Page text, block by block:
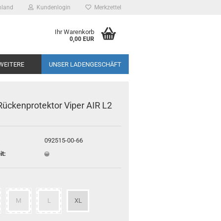
Kundenlogin Merkzettel
Ihr Warenkorb
0,00 EUR
UNSER LADENGESCHÄFT
Viper AIR L2
092515-00-66
M L XL